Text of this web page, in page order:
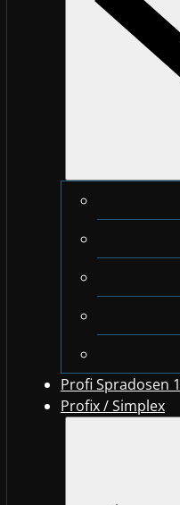
Profi Spradosen
Profix / Simplex